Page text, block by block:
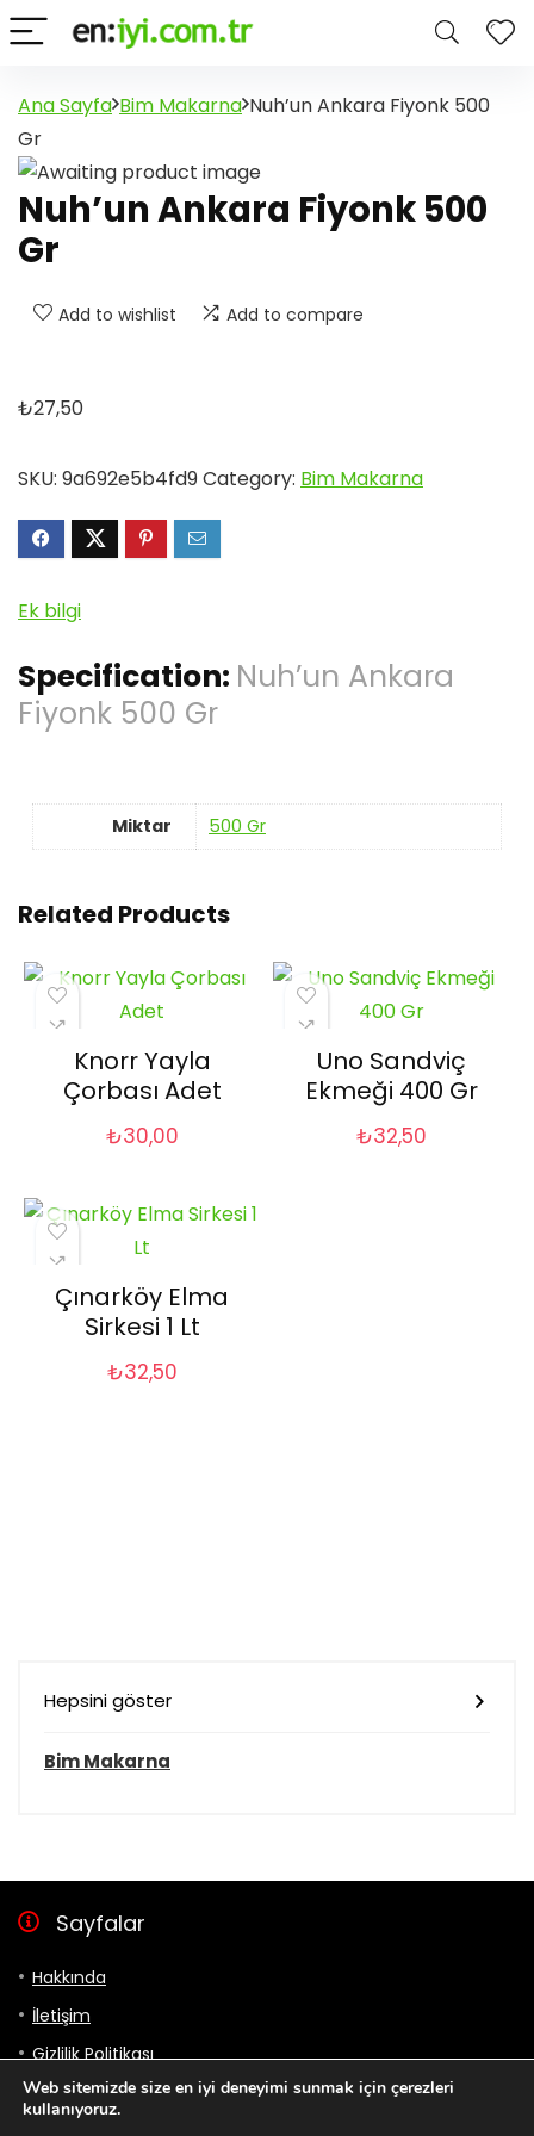
Ana Sayfa Bim Makarna Nuh’un Ankara Fiyonk 500
Gr
Nuh’un Ankara Fiyonk 500
Gr
Add to wishlist Add to compare
₺27,50
SKU: 9a692e5b4fd9Category: Bim Makarna
Ek bilgi
Specification: Nuh’un Ankara
Fiyonk 500 Gr
Miktar 500 Gr
Related Products
Knorr Yayla
Çorbası Adet
₺30,00
Uno Sandviç
Ekmeği 400 Gr
₺32,50
Çınarköy Elma
Sirkesi 1 Lt
₺32,50
Hepsini göster
Bim Makarna
Sayfalar
Hakkında
İletişim
Gizlilik Politikası
Bizi takip et
Web sitemizde size en iyi deneyimi sunmak için çerezleri
kullanıyoruz.